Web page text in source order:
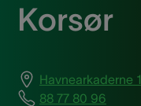
Korsør
Havnearkaderne
88 77 80 96